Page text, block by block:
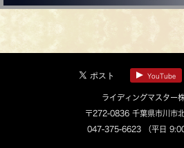
YouTube
ライディングマスター
〒272-0836 千葉県市川市
047-375-6623 （平日